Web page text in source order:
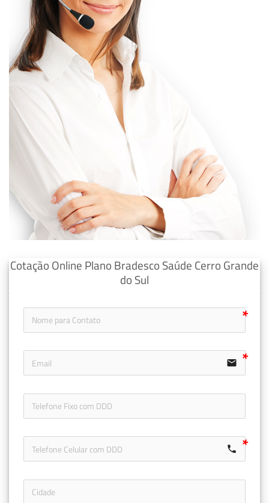
Cotação Online Plano Bradesco Saúde Cerro Grande
do Sul
email
call